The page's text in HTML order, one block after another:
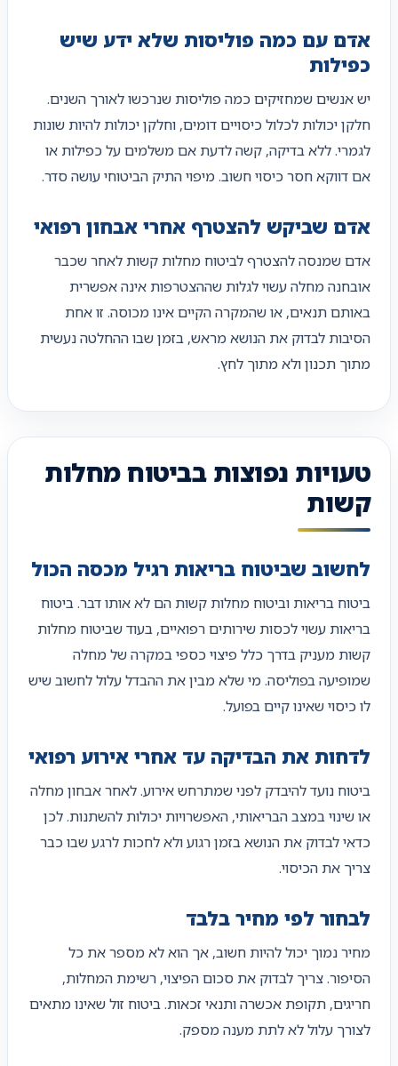
אדם עם כמה פוליסות שלא ידע שיש
כפילות
יש אנשים שמחזיקים כמה פוליסות שנרכשו לאורך השנים.
חלקן יכולות לכלול כיסויים דומים, וחלקן יכולות להיות שונות
לגמרי. ללא בדיקה, קשה לדעת אם משלמים על כפילות או
אם דווקא חסר כיסוי חשוב. מיפוי התיק הביטוחי עושה סדר.
אדם שביקש להצטרף אחרי אבחון רפואי
אדם שמנסה להצטרף לביטוח מחלות קשות לאחר שכבר
אובחנה מחלה עשוי לגלות שההצטרפות אינה אפשרית
באותם תנאים, או שהמקרה הקיים אינו מכוסה. זו אחת
הסיבות לבדוק את הנושא מראש, בזמן שבו ההחלטה נעשית
מתוך תכנון ולא מתוך לחץ.
טעויות נפוצות בביטוח מחלות
קשות
לחשוב שביטוח בריאות רגיל מכסה הכול
ביטוח בריאות וביטוח מחלות קשות הם לא אותו דבר. ביטוח
בריאות עשוי לכסות שירותים רפואיים, בעוד שביטוח מחלות
קשות מעניק בדרך כלל פיצוי כספי במקרה של מחלה
שמופיעה בפוליסה. מי שלא מבין את ההבדל עלול לחשוב שיש
לו כיסוי שאינו קיים בפועל.
לדחות את הבדיקה עד אחרי אירוע רפואי
ביטוח נועד להיבדק לפני שמתרחש אירוע. לאחר אבחון מחלה
או שינוי במצב הבריאותי, האפשרויות יכולות להשתנות. לכן
כדאי לבדוק את הנושא בזמן רגוע ולא לחכות לרגע שבו כבר
צריך את הכיסוי.
לבחור לפי מחיר בלבד
מחיר נמוך יכול להיות חשוב, אך הוא לא מספר את כל
הסיפור. צריך לבדוק את סכום הפיצוי, רשימת המחלות,
חריגים, תקופת אכשרה ותנאי זכאות. ביטוח זול שאינו מתאים
לצורך עלול לא לתת מענה מספק.